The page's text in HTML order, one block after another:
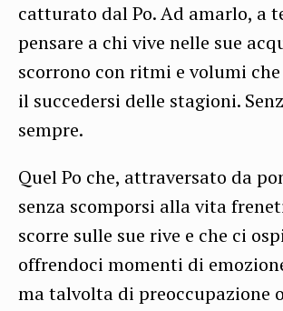
catturato dal Po. Ad amarlo, a
pensare a chi vive nelle sue
scorrono con ritmi e volumi
il succedersi delle stagioni.
sempre.
Quel Po che, attraversato da
senza scomporsi alla vita
scorre sulle sue rive e che ci
offrendoci momenti di
ma talvolta di preoccupazione